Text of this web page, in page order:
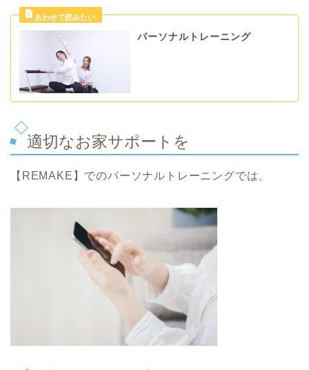
パーソナルトレーニング
適切なお家サポートを
【REMAKE】でのパーソナルトレーニングでは、